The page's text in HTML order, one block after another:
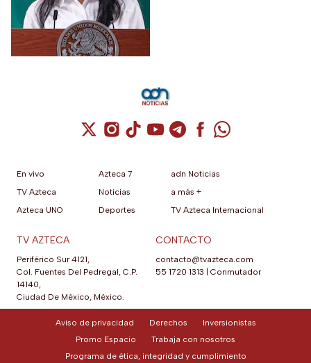
Cuenta de X / Twitter (se abre en una
Cuenta de Instagram (se abre en una
Cuenta de TikTok (se abre en
Cuenta de YouTube (se abre
Cuenta de Telegram (se
Cuenta de
Cuenta de
En vivo
TV Azteca
Azteca UNO
Azteca 7
Noticias
Deportes
adn Noticias
a más +
TV Azteca Internacional
TV AZTECA
Periférico Sur 4121,
Col. Fuentes Del Pedregal, C.P.
14140,
Ciudad De México, México.
CONTACTO
contacto@tvazteca.com
55 1720 1313
Conmutador
Aviso de privacidad Derechos
Inversionistas
Promo Espacio
Trabaja con nosotros
Programa de ética, integridad y cumplimiento